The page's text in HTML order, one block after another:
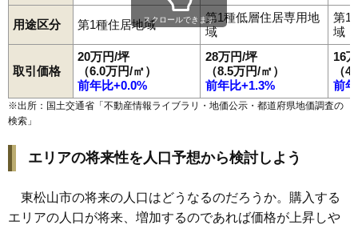
用途区分 第1種住居地域
第1種低層住居専用地
域
第1
域
取引価格
20万円/坪
（6.0万円/㎡）
前年比+0.0%
28万円/坪
（8.5万円/㎡）
前年比+1.3%
16
（
前
スクロールできます
※出所：国土交通省「不動産情報ライブラリ・地価公示・都道府県地価調査の
検索 」
エリアの将来性を人口予想から検討しよう
東松山市の将来の人口はどうなるのだろうか。購入する
エリアの人口が将来、増加するのであれば価格が上昇しや